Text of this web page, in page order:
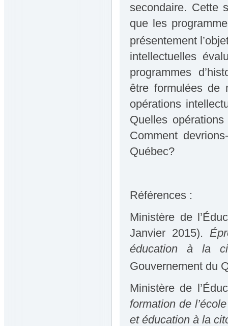
secondaire. Cette
que les
présentement
intellectuelles
programmes
être formulées de
opérations
Quelles
Comment
Québec?
Références :
Ministère de
Janvier 2015).
éducation à la
Gouvernement du
Ministère de
formation de
et éducation à la